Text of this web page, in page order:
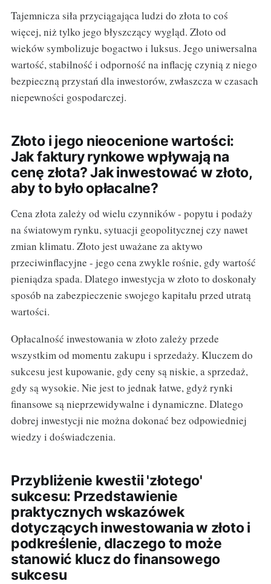
Tajemnicza siła przyciągająca ludzi do złota to coś
więcej, niż tylko jego błyszczący wygląd. Złoto od
wieków symbolizuje bogactwo i luksus. Jego uniwersalna
wartość, stabilność i odporność na inflację czynią z niego
bezpieczną przystań dla inwestorów, zwłaszcza w czasach
niepewności gospodarczej.
Złoto i jego nieocenione wartości:
Jak faktury rynkowe wpływają na
cenę złota? Jak inwestować w złoto,
aby to było opłacalne?
Cena złota zależy od wielu czynników - popytu i podaży
na światowym rynku, sytuacji geopolitycznej czy nawet
zmian klimatu. Złoto jest uważane za aktywo
przeciwinflacyjne - jego cena zwykle rośnie, gdy wartość
pieniądza spada. Dlatego inwestycja w złoto to doskonały
sposób na zabezpieczenie swojego kapitału przed utratą
wartości.
Opłacalność inwestowania w złoto zależy przede
wszystkim od momentu zakupu i sprzedaży. Kluczem do
sukcesu jest kupowanie, gdy ceny są niskie, a sprzedaż,
gdy są wysokie. Nie jest to jednak łatwe, gdyż rynki
finansowe są nieprzewidywalne i dynamiczne. Dlatego
dobrej inwestycji nie można dokonać bez odpowiedniej
wiedzy i doświadczenia.
Przybliżenie kwestii 'złotego'
sukcesu: Przedstawienie
praktycznych wskazówek
dotyczących inwestowania w złoto i
podkreślenie, dlaczego to może
stanowić klucz do finansowego
sukcesu